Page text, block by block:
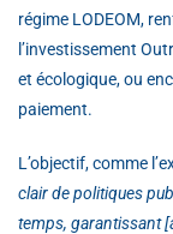
régime LODEOM,
l’investissement
et écologique, ou
paiement.
L’objectif, comme
clair de politiques
temps, garantissant